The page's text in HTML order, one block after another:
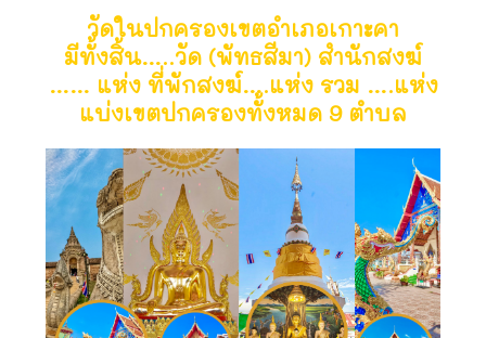
วัดในปกครองเขตอำเภอเกาะคา
มีทั้งสิ้น…..วัด (พัทธสีมา) สำนักสงฆ์
…… แห่ง ที่พักสงฆ์….แห่ง รวม ….แห่ง
แบ่งเขตปกครองทั้งหมด 9 ตำบล